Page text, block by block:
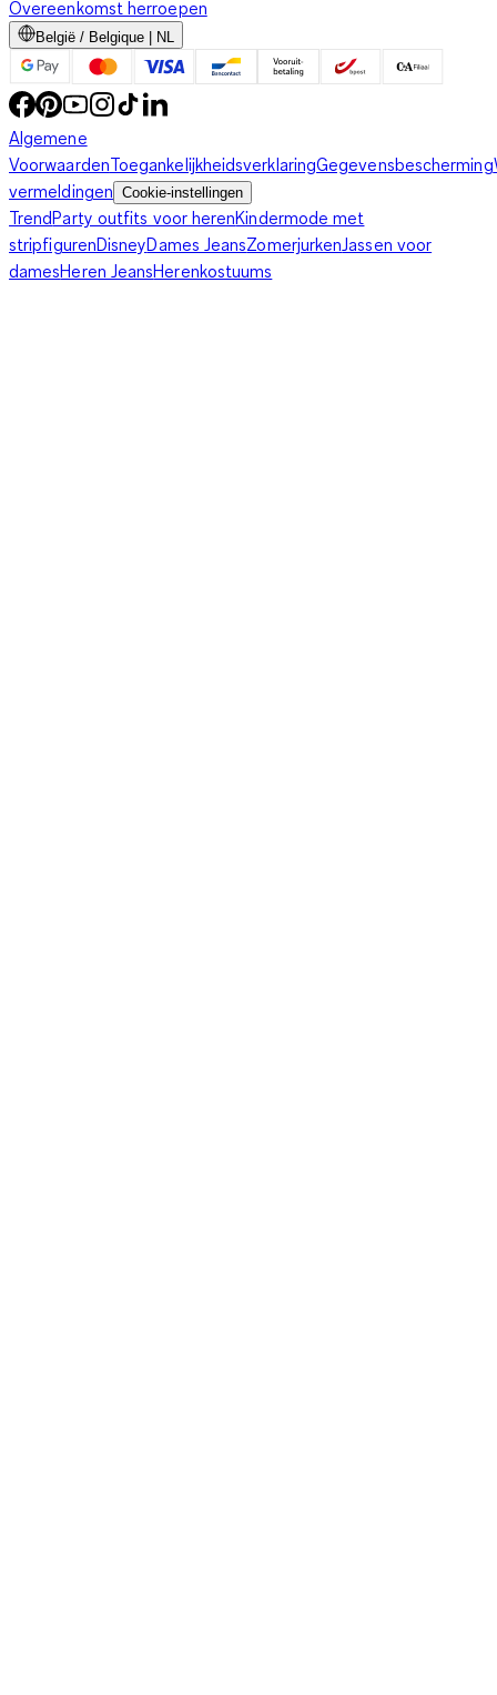
Overeenkomst herroepen
België / Belgique | NL
Algemene
VoorwaardenToegankelijkheidsverklaringGegevensbescherming
vermeldingen Cookie-instellingen
TrendParty outfits voor herenKindermode met
stripfigurenDisneyDames JeansZomerjurken Jassen voor
damesHeren JeansHerenkostuums